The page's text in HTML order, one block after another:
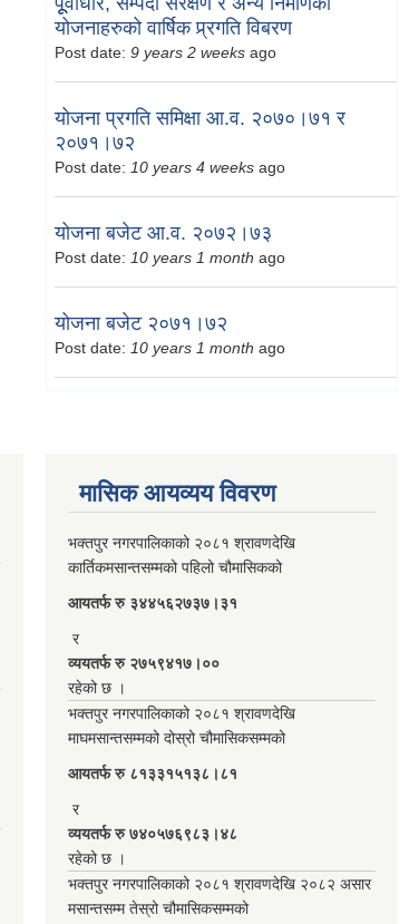
योजनाहरुको वार्षिक प्र्रगति विबरण
Post date: 9 years 2 weeks ago
योजना प्रगति समिक्षा आ.व. २०७०।७१ र
२०७१।७२
Post date: 10 years 4 weeks ago
योजना बजेट आ.व. २०७२।७३
Post date: 10 years 1 month ago
योजना बजेट २०७१।७२
Post date: 10 years 1 month ago
मासिक आयव्यय विवरण
भक्तपुर नगरपालिकाको २०८१ श्रावणदेखि
कार्तिकमसान्तसम्मको पहिलो चौमासिकको
आयतर्फ रु‌ ३४४५६२७३७।३१
र
व्ययतर्फ रु २७५९४१७।००
रहेको छ ।
भक्तपुर नगरपालिकाको २०८१ श्रावणदेखि
माघमसान्तसम्मको दोस्रो चौमासिकसम्मको
आयतर्फ रु‌ ८१३३१५१३८।८१
र
व्ययतर्फ रु ७४०५७६९८३।४८
रहेको छ ।
भक्तपुर नगरपालिकाको २०८१ श्रावणदेखि २०८२ असार
मसान्तसम्म तेस्रो चौमासिकसम्मको